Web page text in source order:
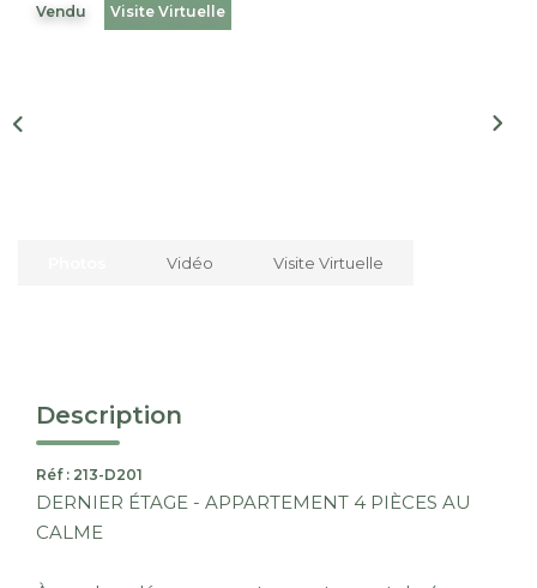
Nous Rejoindre
Vendu Visite Virtuelle
Vidéo Visite Virtuelle
Description
Réf : 213-D201
DERNIER ÉTAGE - APPARTEMENT 4 PIÈCES AU
CALME